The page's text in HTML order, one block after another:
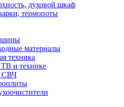
духовой шкаф
термопоты
материалы
техника
и технике
СВЧ